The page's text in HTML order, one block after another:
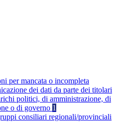
per mancata o incompleta
dei dati da parte dei titolari
politici, di amministrazione, di
o di governo 1
consiliari regionali/provinciali